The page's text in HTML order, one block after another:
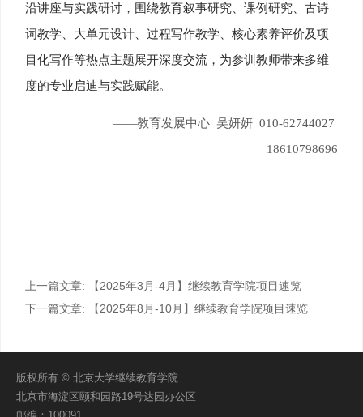
沿讲座与实践研讨，围绕教育叙事研究、课例研究、古诗
词教学、大单元设计、过程写作教学、核心素养评价及项
目化写作等热点主题展开深度交流，为参训教师带来多维
度的专业启迪与实践赋能。
——教育发展中心 吴妍妍 010-62744027
18610798696
上一篇文章:
【2025年3月-4月】继续教育学院项目速览
下一篇文章:
【2025年8月-10月】继续教育学院项目速览
版权所有 © 北京大学继续教育学院
北京市海淀区颐和园路19号达园办公区